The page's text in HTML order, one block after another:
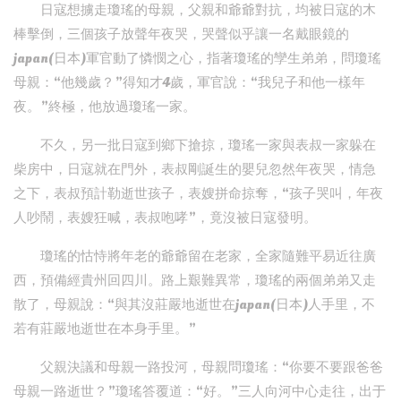
日寇想擄走瓊瑤的母親，父親和爺爺對抗，均被日寇的木
棒擊倒，三個孩子放聲年夜哭，哭聲似乎讓一名戴眼鏡的
japan(日本)軍官動了憐憫之心，指著瓊瑤的孿生弟弟，問瓊瑤
母親：“他幾歲？”得知才4歲，軍官說：“我兒子和他一樣年
夜。”終極，他放過瓊瑤一家。
不久，另一批日寇到鄉下搶掠，瓊瑤一家與表叔一家躲在
柴房中，日寇就在門外，表叔剛誕生的嬰兒忽然年夜哭，情急
之下，表叔預計勒逝世孩子，表嫂拼命掠奪，“孩子哭叫，年夜
人吵鬧，表嫂狂喊，表叔咆哮”，竟沒被日寇發明。
瓊瑤的怙恃將年老的爺爺留在老家，全家隨難平易近往廣
西，預備經貴州回四川。路上艱難異常，瓊瑤的兩個弟弟又走
散了，母親說：“與其沒莊嚴地逝世在japan(日本)人手里，不
若有莊嚴地逝世在本身手里。”
父親決議和母親一路投河，母親問瓊瑤：“你要不要跟爸爸
母親一路逝世？”瓊瑤答覆道：“好。”三人向河中心走往，出于